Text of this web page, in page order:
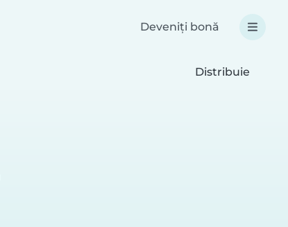
Deveniți bonă
Distribuie